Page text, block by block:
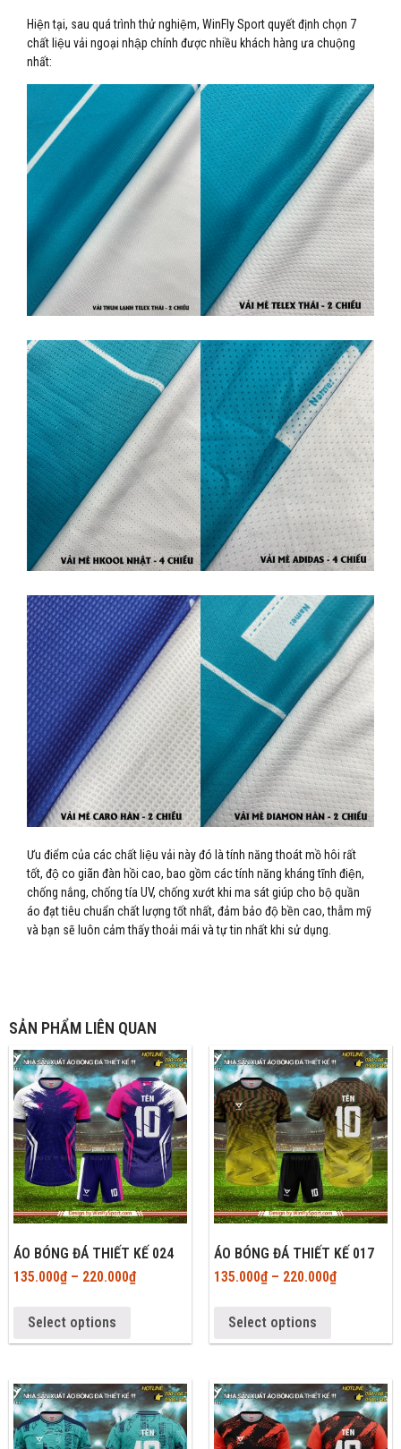
Hiện tại, sau quá trình thử nghiệm, WinFly Sport quyết định chọn 7
chất liệu vải ngoại nhập chính được nhiều khách hàng ưa chuộng
nhất:
Ưu điểm của các chất liệu vải này đó là tính năng thoát mồ hôi rất
tốt, độ co giãn đàn hồi cao, bao gồm các tính năng kháng tĩnh điện,
chống nắng, chống tía UV, chống xướt khi ma sát giúp cho bộ quần
áo đạt tiêu chuẩn chất lượng tốt nhất, đảm bảo độ bền cao, thẫm mỹ
và bạn sẽ luôn cảm thấy thoải mái và tự tin nhất khi sử dụng.
SẢN PHẨM LIÊN QUAN
ÁO BÓNG ĐÁ THIẾT KẾ 024
135.000₫– 220.000₫
Select options
ÁO BÓNG ĐÁ THIẾT KẾ 017
135.000₫– 220.000₫
Select options